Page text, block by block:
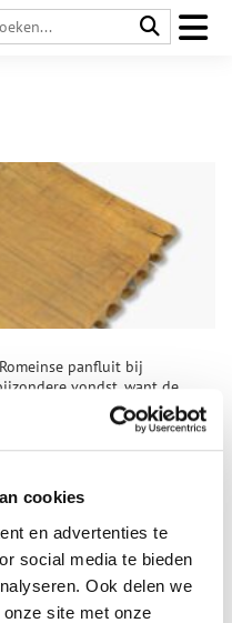
cookies
en advertenties te
social media te bieden
Ook delen we
site met onze
panfluit bij
vondst, want de
nog toe zijn in heel
uit de Romeinse tijd